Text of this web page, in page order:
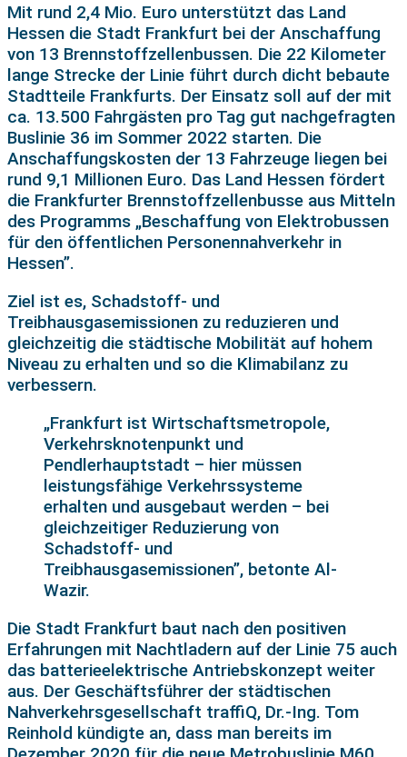
Mit rund 2,4 Mio. Euro unterstützt das Land
Hessen die Stadt Frankfurt bei der Anschaffung
von 13 Brennstoffzellenbussen. Die 22 Kilometer
lange Strecke der Linie führt durch dicht bebaute
Stadtteile Frankfurts. Der Einsatz soll auf der mit
ca. 13.500 Fahrgästen pro Tag gut nachgefragten
Buslinie 36 im Sommer 2022 starten. Die
Anschaffungskosten der 13 Fahrzeuge liegen bei
rund 9,1 Millionen Euro. Das Land Hessen fördert
die Frankfurter Brennstoffzellenbusse aus Mitteln
des Programms „Beschaffung von Elektrobussen
für den öffentlichen Personennahverkehr in
Hessen”.
Ziel ist es, Schadstoff- und
Treibhausgasemissionen zu reduzieren und
gleichzeitig die städtische Mobilität auf hohem
Niveau zu erhalten und so die Klimabilanz zu
verbessern.
„Frankfurt ist Wirtschaftsmetropole,
Verkehrsknotenpunkt und
Pendlerhauptstadt – hier müssen
leistungsfähige Verkehrssysteme
erhalten und ausgebaut werden – bei
gleichzeitiger Reduzierung von
Schadstoff- und
Treibhausgasemissionen”, betonte Al-
Wazir.
Die Stadt Frankfurt baut nach den positiven
Erfahrungen mit Nachtladern auf der Linie 75 auch
das batterieelektrische Antriebskonzept weiter
aus. Der Geschäftsführer der städtischen
Nahverkehrsgesellschaft traffiQ, Dr.-Ing. Tom
Reinhold kündigte an, dass man bereits im